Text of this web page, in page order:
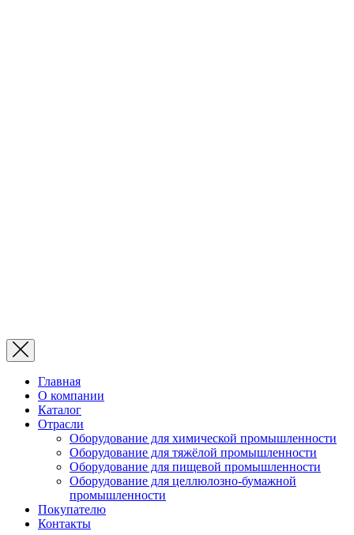
Главная
О компании
Каталог
Отрасли
Оборудование для химической промышленности
Оборудование для тяжёлой промышленности
Оборудование для пищевой промышленности
Оборудование для целлюлозно-бумажной
промышленности
Покупателю
Контакты